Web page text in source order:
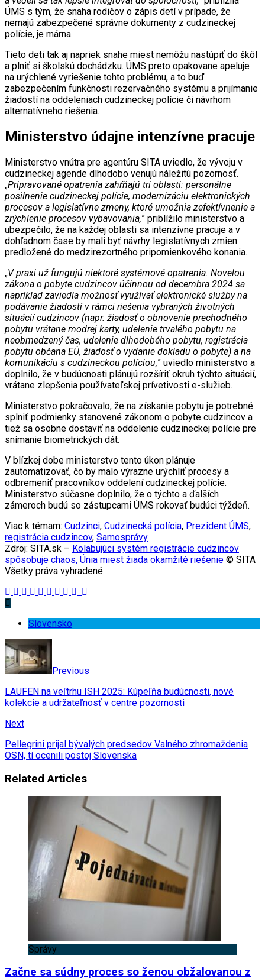
ÚMS s tým, že snaha rodičov o zápis detí v prípade, že
nemajú zabezpečené správne dokumenty z cudzineckej
polície, je márna.
Tieto deti tak aj napriek snahe miest nemôžu nastúpiť do škôl
a plniť si školskú dochádzku. ÚMS preto opakovane apeluje
na urýchlené vyriešenie tohto problému, a to buď
zabezpečením funkčnosti rezervačného systému a prijímanie
žiadostí na oddeleniach cudzineckej polície či návrhom
alternatívneho riešenia.
Ministerstvo údajne intenzívne pracuje
Ministerstvo vnútra pre agentúru SITA uviedlo, že vývoju v
cudzineckej agende dlhodobo venujú náležitú pozornosť.
„Pripravované opatrenia zahŕňajú tri oblasti: personálne
posilnenie cudzineckej polície, modernizáciu elektronických
procesov a legislatívne zmeny, ktoré umožnia zefektívnenie a
zrýchlenie procesov vybavovania,” priblížilo ministerstvo a
ubezpečilo, že na každej oblasti sa intenzívne pracuje a v
dohľadnom čase by mali byť návrhy legislatívnych zmien
predložené do medzirezortného pripomienkového konania.
„V praxi už fungujú niektoré systémové opatrenia. Novelou
zákona o pobyte cudzincov účinnou od decembra 2024 sa
napríklad zaviedla možnosť využívať elektronické služby na
podávanie žiadostí v rámci riešenia vybraných životných
situácií cudzincov (napr. žiadosť o obnovenie prechodného
pobytu vrátane modrej karty, udelenie trvalého pobytu na
neobmedzený čas, udelenie dlhodobého pobytu, registrácia
pobytu občana EÚ, žiadosť o vydanie dokladu o pobyte) a na
komunikáciu s cudzineckou políciou,” uviedlo ministerstvo a
doplnilo, že v budúcnosti plánujú rozšíriť okruh týchto situácií,
vrátane zlepšenia používateľskej prívetivosti e-služieb.
Ministerstvo pokračovalo, že na získanie pobytu je potrebné
splniť podmienky stanovené zákonom o pobyte cudzincov a
tiež sa osobne dostaviť na oddelenie cudzineckej polície pre
snímanie biometrických dát.
V blízkej dobe ministerstvo tento úkon plánuje
zautomatizovať, čo by malo výrazne urýchliť procesy a
odbremeniť pracovníkov oddelení cudzineckej polície.
Ministerstvo súčasne doplnilo, že o týchto a ďalších
zámeroch budú so zástupcami ÚMS rokovať budúci týždeň.
Viac k témam: Cudzinci, Cudzinecká polícia, Prezident ÚMS,
registrácia cudzincov, Samosprávy
Zdroj: SITA.sk – Kolabujúci systém registrácie cudzincov
spôsobuje chaos, Únia miest žiada okamžité riešenie © SITA
Všetky práva vyhradené.
Slovensko
Previous
LAUFEN na veľtrhu ISH 2025: Kúpeľňa budúcnosti, nové
kolekcie a udržateľnosť v centre pozornosti
Next
Pellegrini prijal bývalých predsedov Valného zhromaždenia
OSN, tí ocenili postoj Slovenska
Related Articles
Správy
Začne sa súdny proces so ženou obžalovanou z